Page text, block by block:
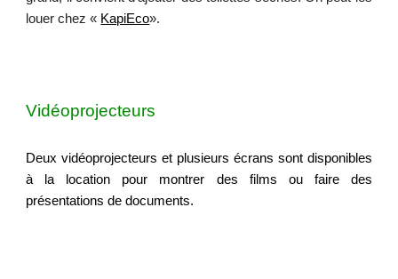
louer chez « KapiEco».
Vidéoprojecteurs
Deux vidéoprojecteurs et plusieurs écrans sont disponibles
à la location pour montrer des films ou faire des
présentations de documents.